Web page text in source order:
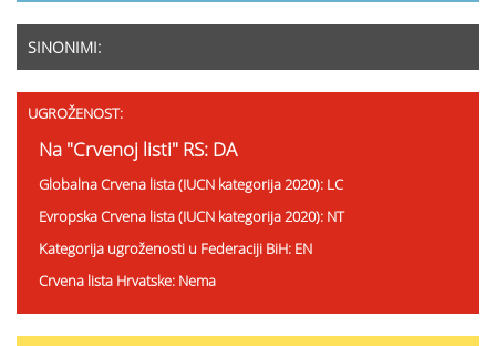
SINONIMI:
UGROŽENOST:
Na "Crvenoj listi" RS: DA
Globalna Crvena lista (IUCN kategorija 2020): LC
Evropska Crvena lista (IUCN kategorija 2020): NT
Kategorija ugroženosti u Federaciji BiH: EN
Crvena lista Hrvatske: Nema